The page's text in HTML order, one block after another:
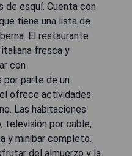
esquí. Cuenta con
tiene una lista de
El restaurante
fresca y
con
por parte de un
ofrece actividades
Las habitaciones
televisión por cable,
y minibar completo.
del almuerzo y la